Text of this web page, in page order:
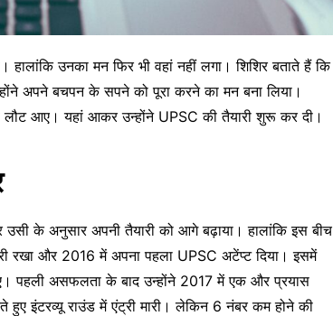
उनका मन फिर भी वहां नहीं लगा। शिशिर बताते हैं कि
अपने बचपन के सपने को पूरा करने का मन बना लिया।
आए। यहां आकर उन्होंने UPSC की तैयारी शुरू कर दी।
के अनुसार अपनी तैयारी को आगे बढ़ाया। हालांकि इस बीच
रखा और 2016 में अपना पहला UPSC अटेंप्ट दिया। इसमें
पहली असफलता के बाद उन्होंने 2017 में एक और प्रयास
हुए इंटरव्यू राउंड में एंट्री मारी। लेकिन 6 नंबर कम होने की